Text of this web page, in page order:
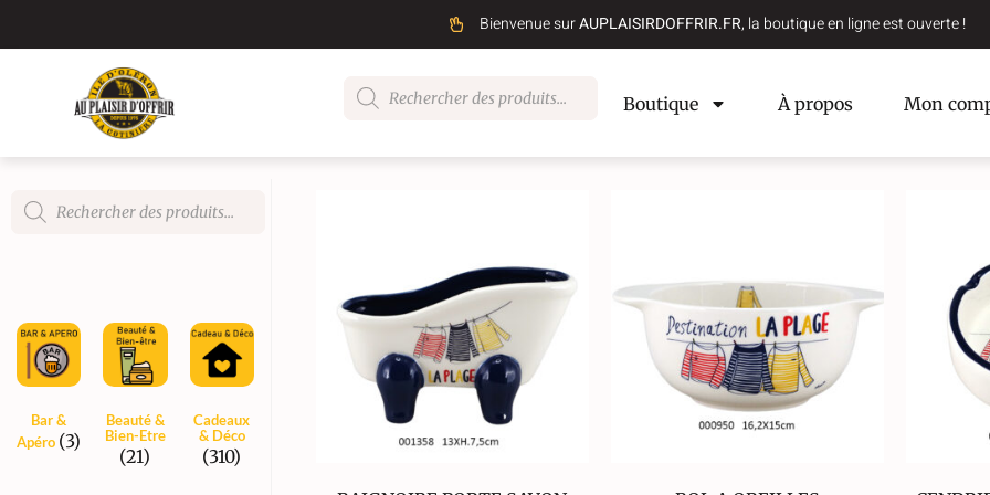
Bienvenue surAUPLAISIRDOFFRIR.FR, la boutique en ligne est ouverte !
Boutique À propos Mon
Bar &
Apéro (3)
Beauté &
Bien-Etre
(21)
Cadeaux
& Déco
(310)